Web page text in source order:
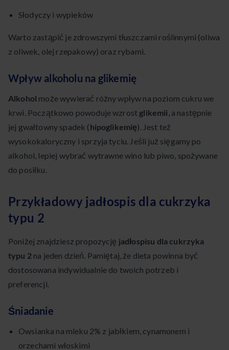
Słodyczy i wypieków
Warto zastąpić je zdrowszymi tłuszczami roślinnymi (oliwa
z oliwek, olej rzepakowy) oraz rybami.
Wpływ alkoholu na glikemię
Alkohol może wywierać różny wpływ na poziom cukru we
krwi. Początkowo powoduje wzrost glikemii, a następnie
jej gwałtowny spadek (hipoglikemię). Jest też
wysokokaloryczny i sprzyja tyciu. Jeśli już sięgamy po
alkohol, lepiej wybrać wytrawne wino lub piwo, spożywane
do posiłku.
Przykładowy jadłospis dla cukrzyka
typu 2
Poniżej znajdziesz propozycję jadłospisu dla cukrzyka
typu 2 na jeden dzień. Pamiętaj, że dieta powinna być
dostosowana indywidualnie do twoich potrzeb i
preferencji.
Śniadanie
Owsianka na mleku 2% z jabłkiem, cynamonem i
orzechami włoskimi